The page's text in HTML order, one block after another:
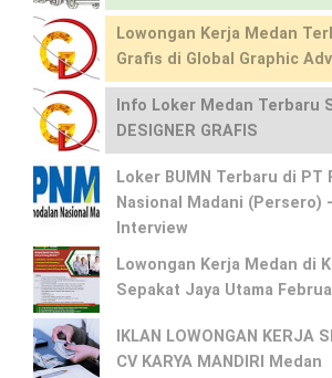
Lowongan Kerja Medan
Grafis di Global Graphic
Info Loker Medan Terbaru
DESIGNER GRAFIS
Loker BUMN Terbaru di PT
Nasional Madani (Persero)
Interview
Lowongan Kerja Medan di
Sepakat Jaya Utama
IKLAN LOWONGAN KERJA
CV KARYA MANDIRI Medan